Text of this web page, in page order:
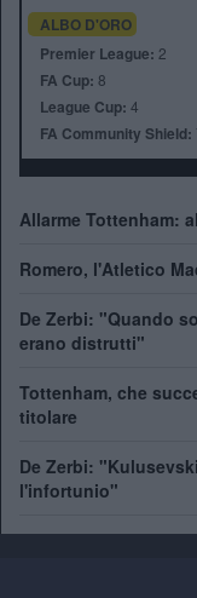
ALBO D'ORO
Premier League: 2
FA Cup: 8
League Cup: 4
FA Community Shield:
Allarme Tottenham:
Romero, l'Atletico
De Zerbi: "Quando
erano distrutti"
Tottenham, che
titolare
De Zerbi:
l'infortunio"